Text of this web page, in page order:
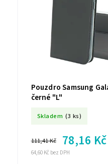
Pouzdro Samsung
černé "L"
Skladem (3 ks)
64,60 Kč bez DPH
111,41 Kč 78,16 Kč